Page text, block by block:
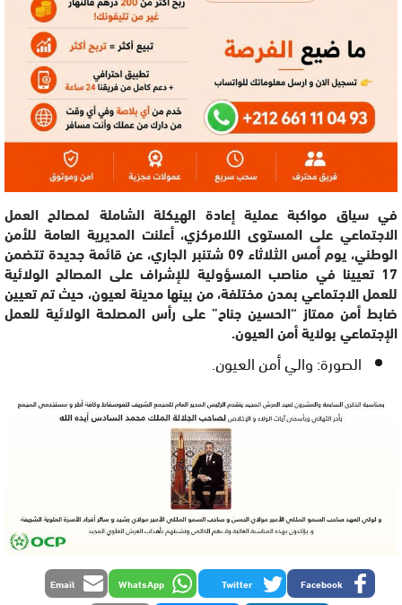
في سياق مواكبة عملية إعادة الهيكلة الشاملة لمصالح العمل
الاجتماعي على المستوى اللامركزي، أعلنت المديرية العامة للأمن
الوطني، يوم أمس الثلاثاء 09 شتنبر الجاري، عن قائمة جديدة تتضمن
17 تعيينا في مناصب المسؤولية للإشراف على المصالح الولائية
للعمل الاجتماعي بمدن مختلفة، من بينها مدينة لعيون، حيث تم تعيين
ضابط أمن ممتاز “الحسين جناح” على رأس المصلحة الولائية للعمل
الإجتماعي بولاية أمن العيون.
الصورة: والي أمن العيون.
Facebook
Twitter
WhatsApp
Email